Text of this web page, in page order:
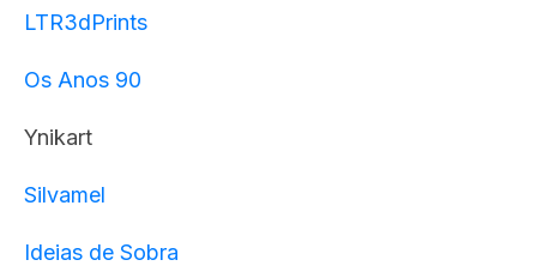
LTR3dPrints
Os Anos 90
Ynikart
Silvamel
Ideias de Sobra